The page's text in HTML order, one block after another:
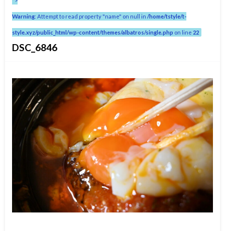
Warning: Attempt to read property "name" on null in/home/tstyle/t-
style.xyz/public_html/wp-content/themes/albatros/single.php on line 22
DSC_6846